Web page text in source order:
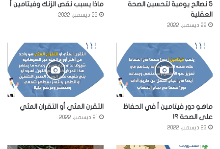
5 نصائح يومية لتحسين الصحة
العقلية
22 ديسمبر، 2022
ماذا يسبب نقص الزنك وفيتامين أ
22 ديسمبر، 2022
ماهو دور فيتامين أ في الحفاظ
على الصحة ؟!
23 ديسمبر، 2022
التقرن المثي أو التقران المثي
21 ديسمبر، 2022